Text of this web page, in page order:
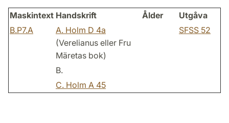
Maskintext Handskrift Ålder
Utgåva
B.P7.A
A. Holm D 4a
(Verelianus eller Fru
Märetas bok)
SFSS 52
B.
C. Holm A 45